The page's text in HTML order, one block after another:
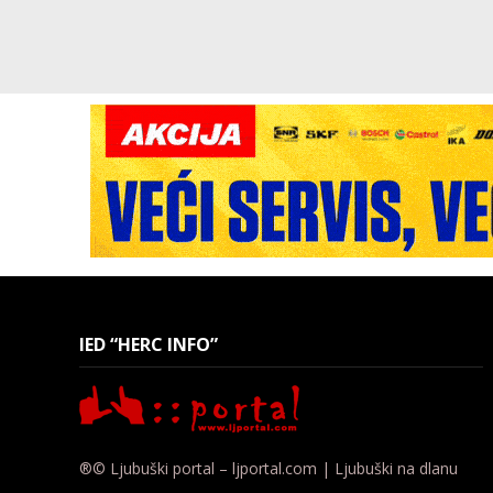
IED “HERC INFO”
®© Ljubuški portal – ljportal.com | Ljubuški na dlanu